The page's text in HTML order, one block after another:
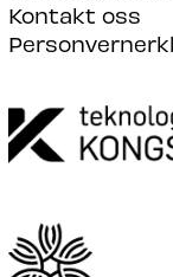
Kontakt oss